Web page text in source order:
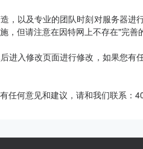
，以及专业的团队时刻对服务器进
但请注意在因特网上不存在"完善
进入修改页面进行修改，如果您有
任何意见和建议，请和我们联系：